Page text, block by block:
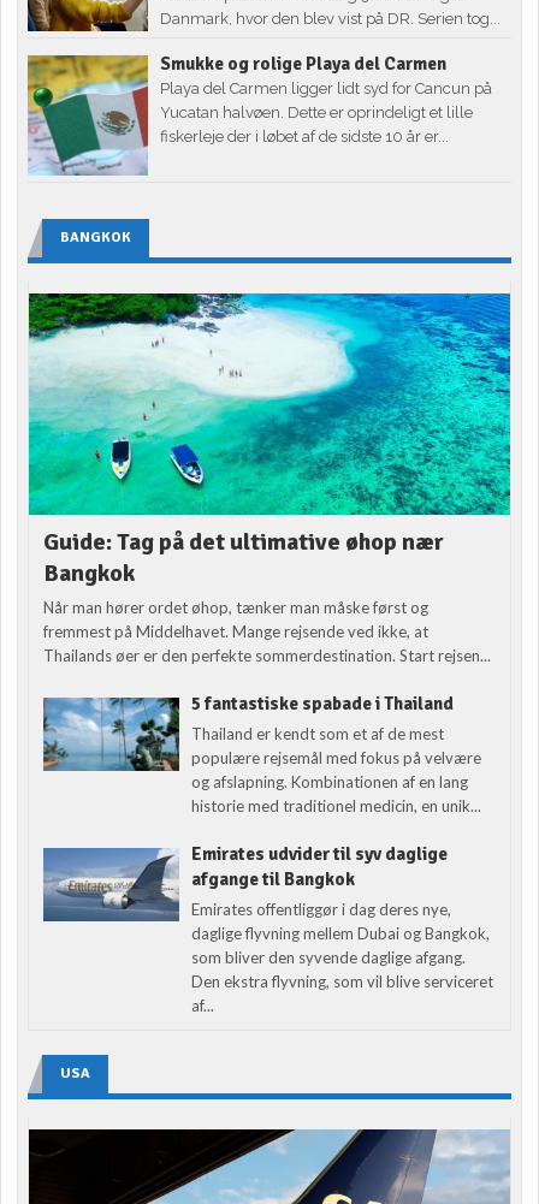
Danmark, hvor den blev vist på DR. Serien tog...
Smukke og rolige Playa del Carmen
Playa del Carmen ligger lidt syd for Cancun på
Yucatan halvøen. Dette er oprindeligt et lille
fiskerleje der i løbet af de sidste 10 år er...
BANGKOK
Guide: Tag på det ultimative øhop nær
Bangkok
Når man hører ordet øhop, tænker man måske først og
fremmest på Middelhavet. Mange rejsende ved ikke, at
Thailands øer er den perfekte sommerdestination. Start rejsen...
5 fantastiske spabade i Thailand
Thailand er kendt som et af de mest
populære rejsemål med fokus på velvære
og afslapning. Kombinationen af en lang
historie med traditionel medicin, en unik...
Emirates udvider til syv daglige
afgange til Bangkok
Emirates offentliggør i dag deres nye,
daglige flyvning mellem Dubai og Bangkok,
som bliver den syvende daglige afgang.
Den ekstra flyvning, som vil blive serviceret
af...
USA